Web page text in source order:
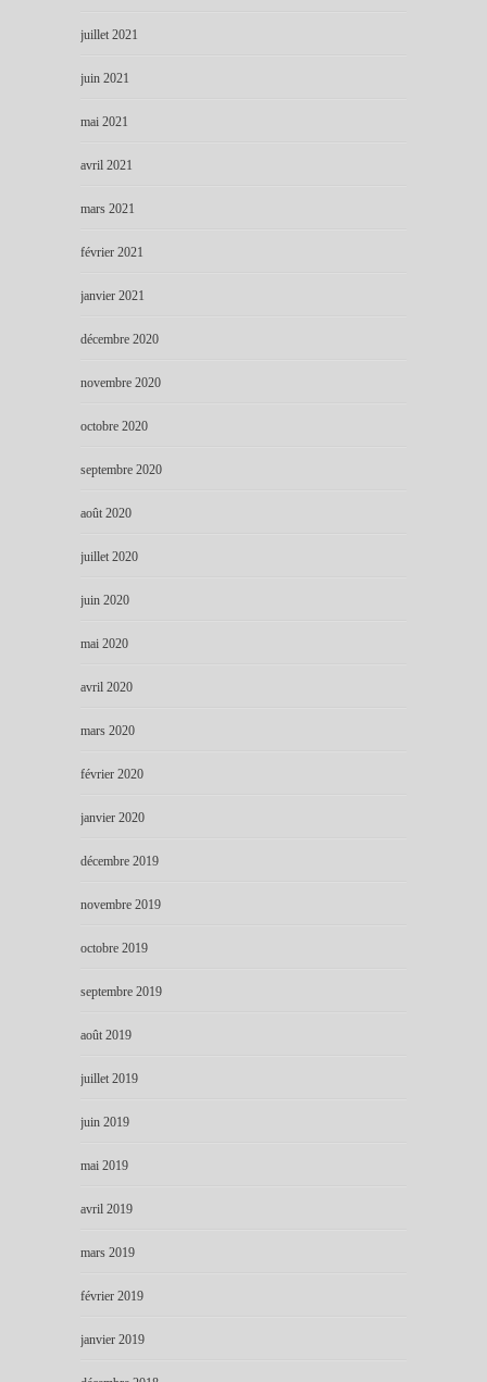
juillet 2021
juin 2021
mai 2021
avril 2021
mars 2021
février 2021
janvier 2021
décembre 2020
novembre 2020
octobre 2020
septembre 2020
août 2020
juillet 2020
juin 2020
mai 2020
avril 2020
mars 2020
février 2020
janvier 2020
décembre 2019
novembre 2019
octobre 2019
septembre 2019
août 2019
juillet 2019
juin 2019
mai 2019
avril 2019
mars 2019
février 2019
janvier 2019